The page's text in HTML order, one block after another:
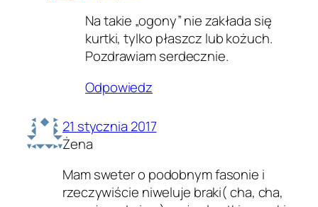
Na takie „ogony” nie zakłada się
kurtki, tylko płaszcz lub kożuch.
Pozdrawiam serdecznie.
Odpowiedz
21 stycznia 2017
Żena
Mam sweter o podobnym fasonie i
rzeczywiście niweluje braki( cha, cha,